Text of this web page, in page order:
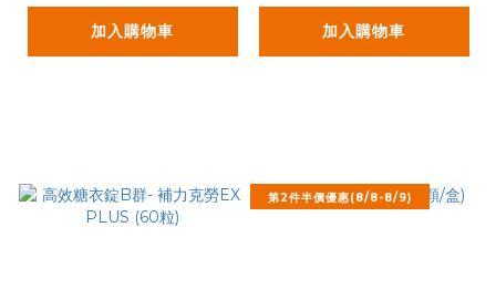
加入購物車 加入購物車
第2件半價優惠(8/8-8/9)